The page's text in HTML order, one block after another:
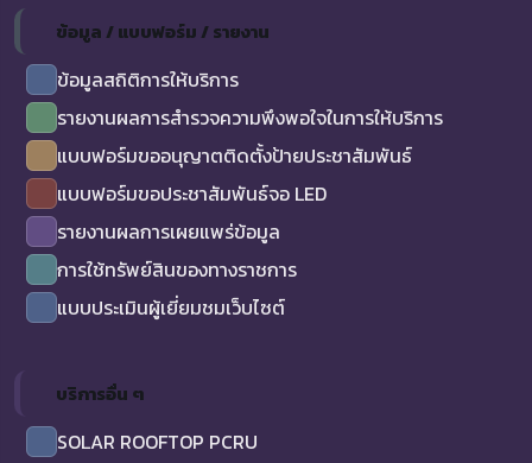
ข้อมูล / แบบฟอร์ม / รายงาน
ข้อมูลสถิติการให้บริการ
รายงานผลการสำรวจความพึงพอใจในการให้บริการ
แบบฟอร์มขออนุญาตติดตั้งป้ายประชาสัมพันธ์
แบบฟอร์มขอประชาสัมพันธ์จอ LED
รายงานผลการเผยแพร่ข้อมูล
การใช้ทรัพย์สินของทางราชการ
แบบประเมินผู้เยี่ยมชมเว็บไซต์
บริการอื่น ๆ
SOLAR ROOFTOP PCRU